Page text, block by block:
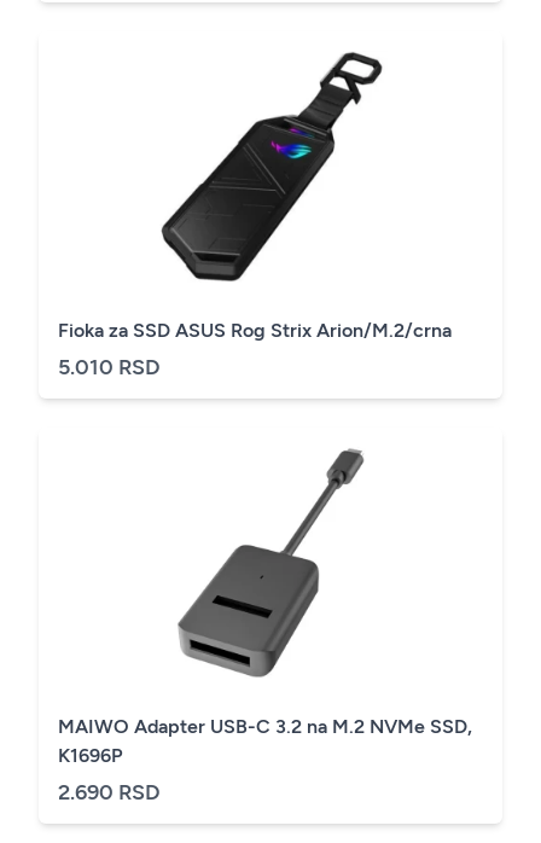
Fioka za SSD ASUS Rog Strix Arion/M.2/crna
5.010 RSD
MAIWO Adapter USB-C 3.2 na M.2 NVMe SSD,
K1696P
2.690 RSD